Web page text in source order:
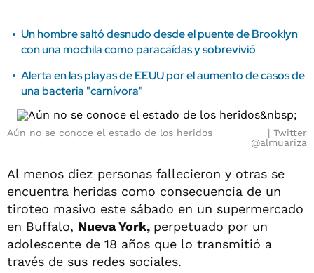
Un hombre saltó desnudo desde el puente de Brooklyn
con una mochila como paracaídas y sobrevivió
Alerta en las playas de EEUU por el aumento de casos de
una bacteria "carnívora"
Aún no se conoce el estado de los heridos
Twitter
@almuariza
Al menos diez personas fallecieron y otras se
encuentra heridas como consecuencia de un
tiroteo masivo este sábado en un supermercado
en Buffalo, Nueva York, perpetuado por un
adolescente de 18 años que lo transmitió a
través de sus redes sociales.